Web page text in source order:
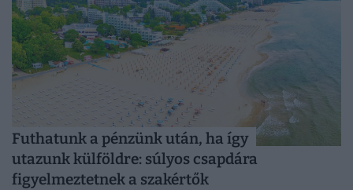
Futhatunk a pénzünk után, ha így
utazunk külföldre: súlyos csapdára
figyelmeztetnek a szakértők